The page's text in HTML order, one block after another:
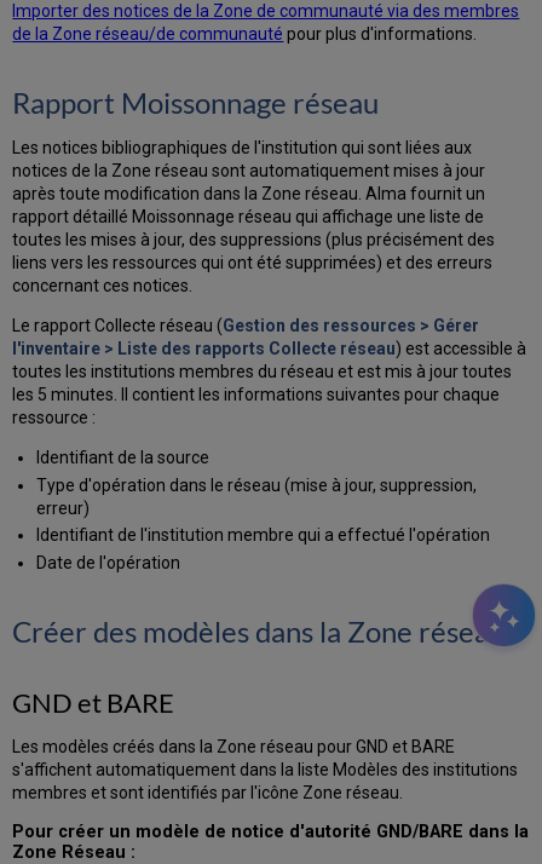
Importer des notices de la Zone de communauté via des membres
de la Zone réseau/de communauté pour plus d'informations.
Rapport Moissonnage réseau
Les notices bibliographiques de l'institution qui sont liées aux
notices de la Zone réseau sont automatiquement mises à jour
après toute modification dans la Zone réseau. Alma fournit un
rapport détaillé Moissonnage réseau qui affichage une liste de
toutes les mises à jour, des suppressions (plus précisément des
liens vers les ressources qui ont été supprimées) et des erreurs
concernant ces notices.
Le rapport Collecte réseau (Gestion des ressources > Gérer
l'inventaire > Liste des rapports Collecte réseau) est accessible à
toutes les institutions membres du réseau et est mis à jour toutes
les 5 minutes. Il contient les informations suivantes pour chaque
ressource :
Identifiant de la source
Type d'opération dans le réseau (mise à jour, suppression,
erreur)
Identifiant de l'institution membre qui a effectué l'opération
Date de l'opération
Créer des modèles dans la Zone réseau
GND et BARE
Les modèles créés dans la Zone réseau pour GND et BARE
s'affichent automatiquement dans la liste Modèles des institutions
membres et sont identifiés par l'icône Zone réseau.
Pour créer un modèle de notice d'autorité GND/BARE dans la
Zone Réseau :